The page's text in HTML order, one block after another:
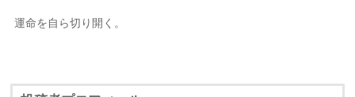
運命を自ら切り開く。